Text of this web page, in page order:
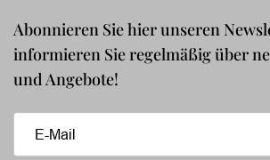
Abonnieren Sie hier unseren
informieren Sie regelmäßig über
und Angebote!